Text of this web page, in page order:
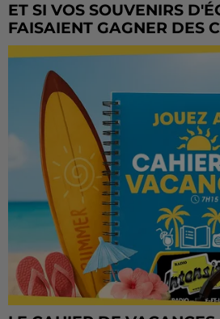
ET SI VOS SOUVENIRS
FAISAIENT GAGNER DES